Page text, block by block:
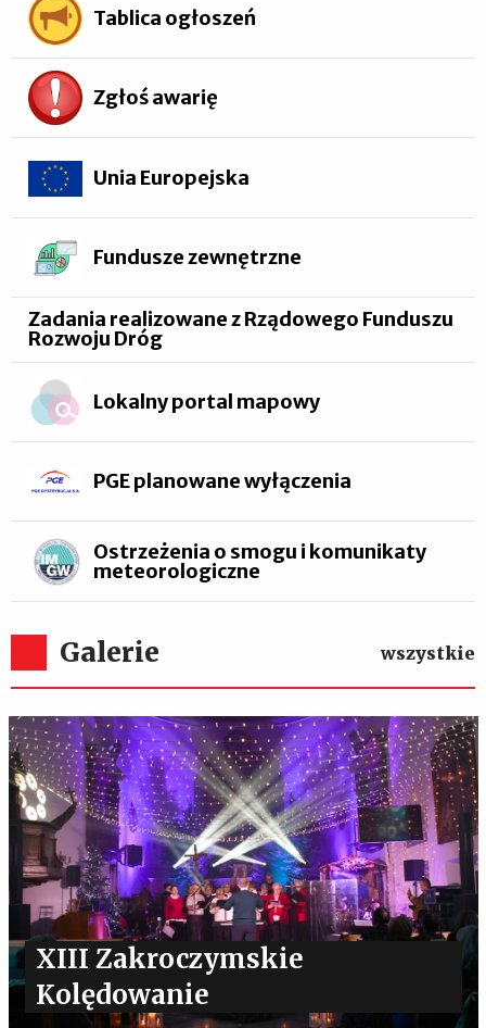
Tablica ogłoszeń
Zgłoś awarię
Unia Europejska
Fundusze zewnętrzne
Zadania realizowane z Rządowego Funduszu
Rozwoju Dróg
Lokalny portal mapowy
PGE planowane wyłączenia
Ostrzeżenia o smogu i komunikaty
meteorologiczne
Galerie wszystkie
XIII Zakroczymskie
Kolędowanie